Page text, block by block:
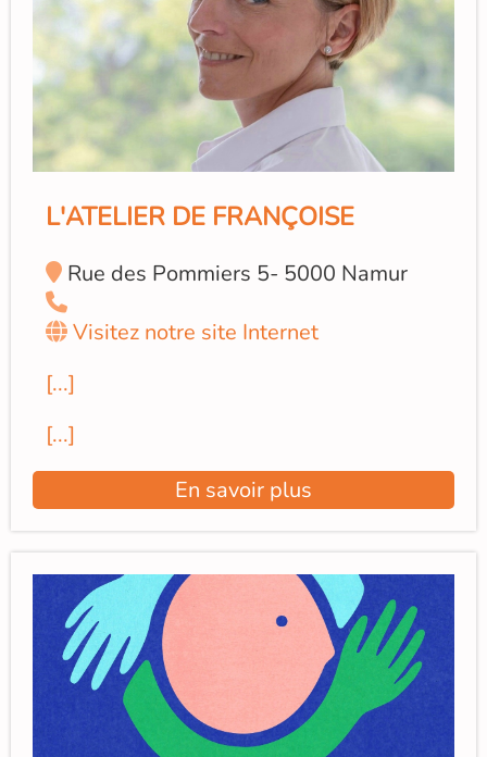
L'ATELIER DE FRANÇOISE
Rue des Pommiers 5- 5000 Namur
Visitez notre site Internet
[...]
[...]
En savoir plus